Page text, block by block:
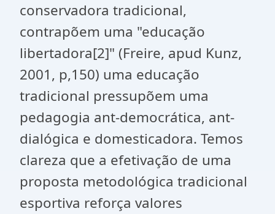
conservadora tradicional,
contrapõem uma "educação
libertadora[2]" (Freire, apud Kunz,
2001, p,150) uma educação
tradicional pressupõem uma
pedagogia ant-democrática, ant-
dialógica e domesticadora. Temos
clareza que a efetivação de uma
proposta metodológica tradicional
esportiva reforça valores